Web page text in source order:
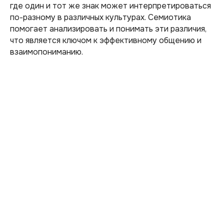
где один и тот же знак может интерпретироваться
по-разному в различных культурах. Семиотика
помогает анализировать и понимать эти различия,
что является ключом к эффективному общению и
взаимопониманию.